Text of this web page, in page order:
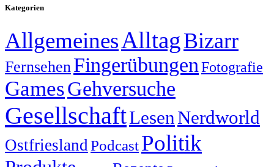
Kategorien
AllgemeinesAlltagBizarr
FernsehenFingerübungen Fotografie
GamesGehversuche
GesellschaftLesenNerdworld
OstfrieslandPodcastPolitik